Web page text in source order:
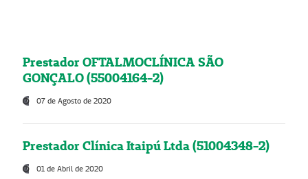
Prestador OFTALMOCLÍNICA SÃO
GONÇALO (55004164-2)
07 de Agosto de 2020
Prestador Clínica Itaipú Ltda (51004348-2)
01 de Abril de 2020